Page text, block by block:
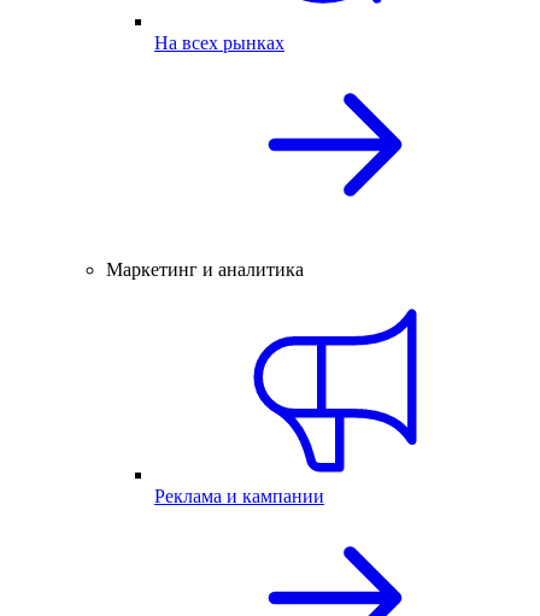
На всех рынках
Маркетинг и аналитика
Реклама и кампании